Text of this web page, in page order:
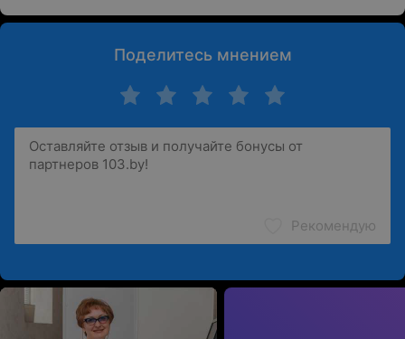
Поделитесь мнением
Рекомендую